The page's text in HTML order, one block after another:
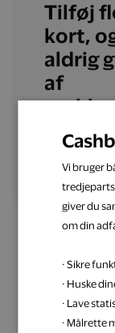
Tilføj
kort,
aldrig
af
Tilføj
Få
Vi bruger
giver du
om din
· Sikre
· Huske
· Lave
· Målrette